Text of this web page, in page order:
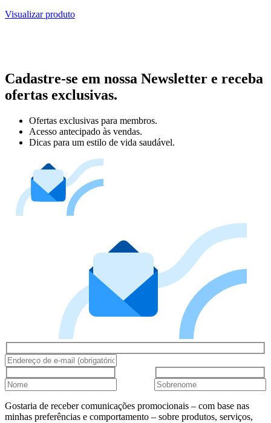
Visualizar produto
Cadastre-se em nossa Newsletter e receba
ofertas exclusivas.
Ofertas exclusivas para membros.
Acesso antecipado às vendas.
Dicas para um estilo de vida saudável.
Gostaria de receber comunicações promocionais – com base nas
minhas preferências e comportamento – sobre produtos, serviços,